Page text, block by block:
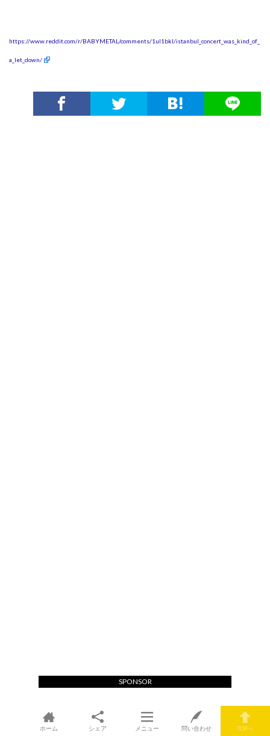
https://www.reddit.com/r/BABYMETAL/comments/1ul1bkl/istanbul_concert_was_kind_of_
a_let_down/
SPONSOR
ホーム シェア メニュー 問い合わせ TOPへ